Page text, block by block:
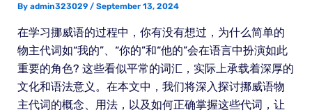
By admin323029 / September 13, 2024
在学习挪威语的过程中，你有没有想过，为什么简单的
物主代词如“我的”、“你的”和“他的”会在语言中扮演如此
重要的角色? 这些看似平常的词汇，实际上承载着深厚的
文化和语法意义。在本文中，我们将深入探讨挪威语物
主代词的概念、用法，以及如何正确掌握这些代词，让